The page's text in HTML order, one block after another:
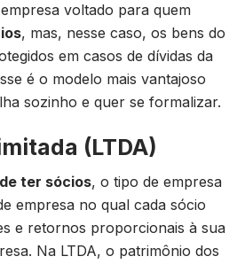
voltado para quem
, mas, nesse caso, os bens do
em casos de dívidas da
é o modelo mais vantajoso
sozinho e quer se formalizar.
(LTDA)
ter sócios, o tipo de empresa
empresa no qual cada sócio
e retornos proporcionais à sua
Na LTDA, o patrimônio dos